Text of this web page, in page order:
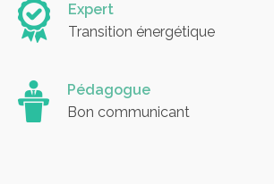
Expert
Transition énergétique
Pédagogue
Bon communicant